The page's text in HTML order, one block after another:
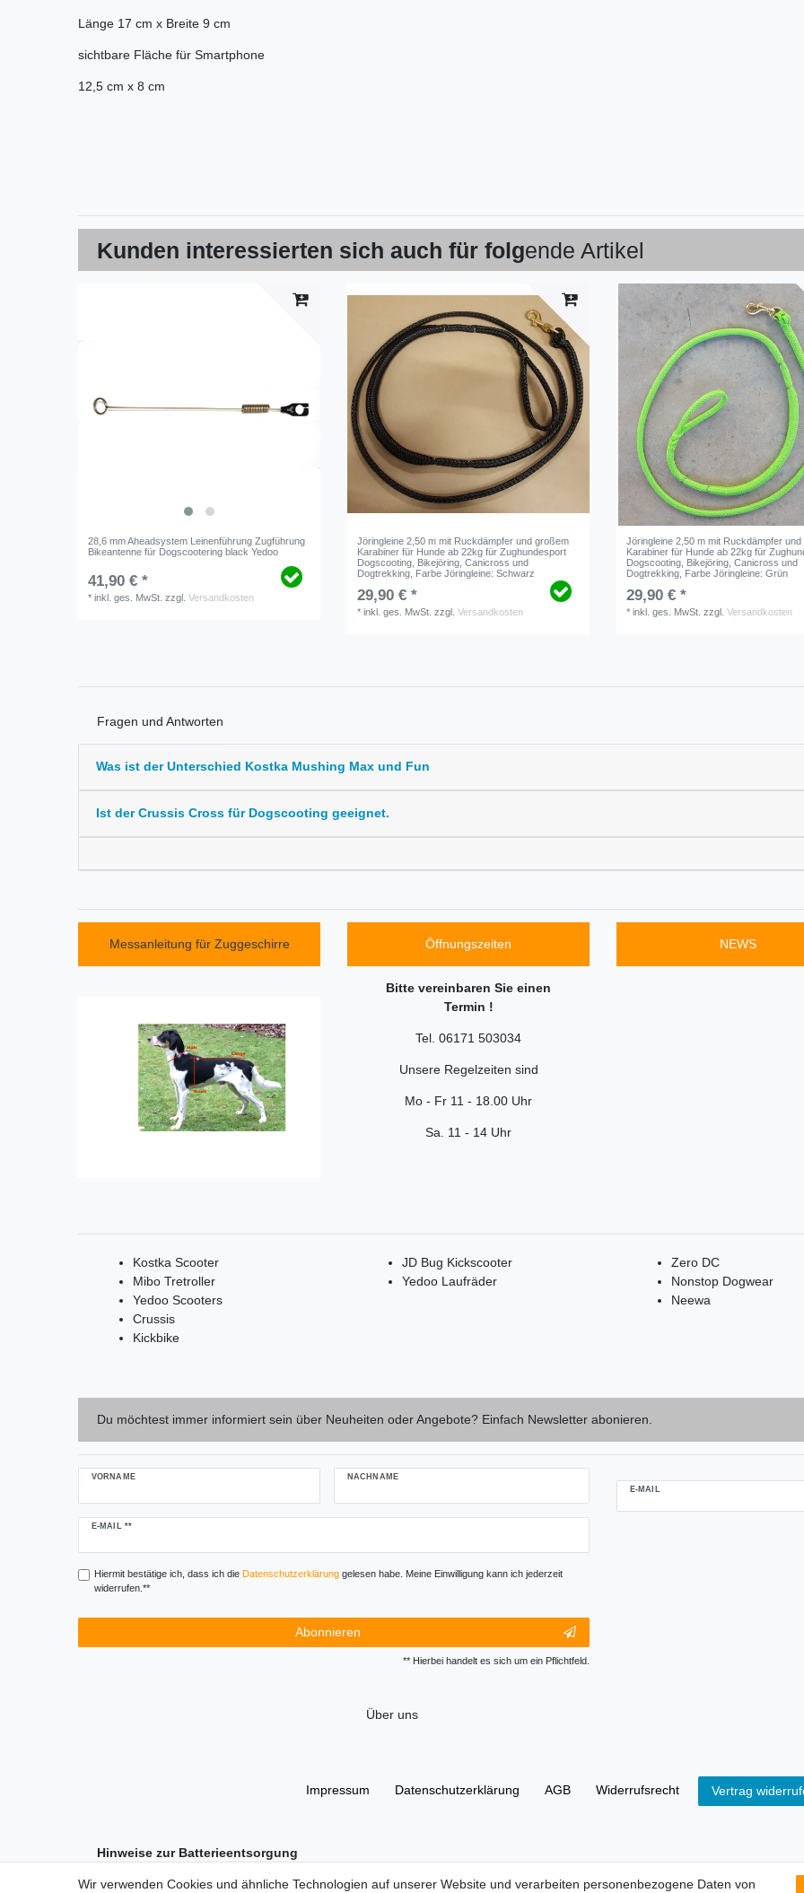
Länge 17 cm x Breite 9 cm
sichtbare Fläche für Smartphone
12,5 cm x 8 cm
Kunden interessierten sich auch für folgende Artikel
28,6 mm Aheadsystem Leinenführung Zugführung
Bikeantenne für Dogscootering black Yedoo
41,90 € *
*inkl. ges. MwSt. zzgl.Versandkosten
Jöringleine 2,50 m mit Ruckdämpfer und großem
Karabiner für Hunde ab 22kg für Zughundesport
Dogscooting, Bikejöring, Canicross und
Dogtrekking , Farbe Jöringleine: Schwarz
29,90 € *
*inkl. ges. MwSt. zzgl.Versandkosten
Jöringleine 2,50 m mit Ruckdämpfer
Karabiner für Hunde ab 22kg für
Dogscooting, Bikejöring, Canicross und
Dogtrekking , Farbe Jöringleine: Grün
29,90 € *
*inkl. ges. MwSt. zzgl.Versandkosten
Fragen und Antworten
Was ist der Unterschied Kostka Mushing Max und Fun
Ist der Crussis Cross für Dogscooting geeignet.
Messanleitung für Zuggeschirre Öffnungszeiten
Bitte vereinbaren Sie einen
Termin !
Tel. 06171 503034
Unsere Regelzeiten sind
Mo - Fr 11 - 18.00 Uhr
Sa. 11 - 14 Uhr
NEWS
Kostka Scooter
Mibo Tretroller
Yedoo Scooters
Crussis
Kickbike
JD Bug Kickscooter
Yedoo Laufräder
Zero DC
Nonstop Dogwear
Neewa
Du möchtest immer informiert sein über Neuheiten oder Angebote? Einfach Newsletter abonieren.
VORNAME NACHNAME
E-MAIL **
Newsletter
Hiermit bestätige ich, dass ich die Daten­schutz­erklärunggelesen habe. Meine Einwilligung kann ich jederzeit
widerrufen.**
Abonnieren
** Hierbei handelt es sich um ein Pflichtfeld.
E-MAIL
Wir verwenden Cookies und ähnliche Technologien auf unserer Website und verarbeiten personenbezogene Daten von
Über uns
Impressum Daten­schutz­erklärung AGB Widerrufs­recht Vertrag
Hinweise zur Batterieentsorgung